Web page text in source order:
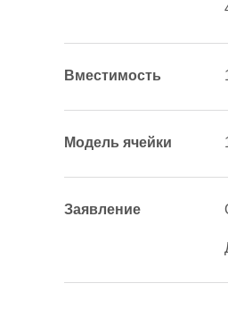
Вместимость
Модель ячейки
Заявление